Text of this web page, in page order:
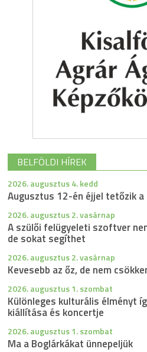
BELFÖLDI HÍREK
2026. augusztus 4. kedd
Augusztus 12-én éjjel tetőzik
2026. augusztus 2. vasárnap
A szülői felügyeleti szoftver
de sokat segíthet
2026. augusztus 2. vasárnap
Kevesebb az őz, de nem
2026. augusztus 1. szombat
Különleges kulturális élményt
kiállítása és koncertje
2026. augusztus 1. szombat
Ma a Boglárkákat ünnepeljük